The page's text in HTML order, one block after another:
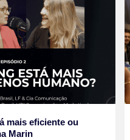
mais eficiente ou
Marin